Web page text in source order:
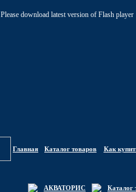
Please download latest version of Flash player
Главная Каталог товаров Как
АКВАТОРИС Каталог